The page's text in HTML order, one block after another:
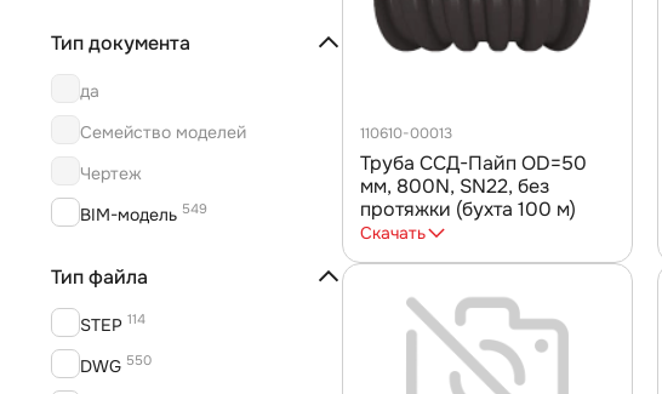
Труба ПАЙП
Акссесуар для двустенных
Кросс оптический
Шкаф напольный
Шкаф настенный
Шкаф климатический
Тип документа
да
Семейство моделей
Чертеж
BIM-модель 549
Тип файла
STEP 114
DWG 550
110610-00013
Труба ССД-Пайп OD=50
мм, 800N, SN22, без
протяжки (бухта 100 м)
Скачать